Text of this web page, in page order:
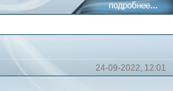
24-09-2022, 12:01